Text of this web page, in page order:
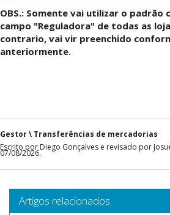
OBS.: Somente vai utilizar o padrão
campo "Reguladora" de todas as
contrario, vai vir preenchido
anteriormente.
Gestor \ Transferências de mercadorias
Escrito por Diego Gonçalves e revisado por
07/08/2026.
Artigos relacionados